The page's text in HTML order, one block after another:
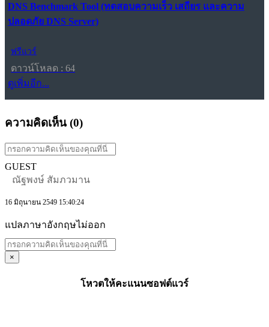
DNS Benchmark Tool (ทดสอบความเร็ว เสถียร และความ
ปลอดภัย DNS Server)
ฟรีแวร์
ดาวน์โหลด : 64
ดูเพิ่มอีก...
ความคิดเห็น (0)
GUEST
ณัฐพงษ์ สัมภวมาน
16 มิถุนายน 2549 15:40:24
แปลภาษาอังกฤษไม่ออก
×
โหวตให้คะแนนซอฟต์แวร์